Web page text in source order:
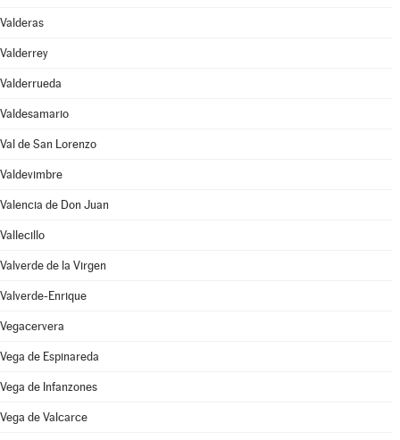
Valderas
Valderrey
Valderrueda
Valdesamario
Val de San Lorenzo
Valdevimbre
Valencia de Don Juan
Vallecillo
Valverde de la Virgen
Valverde-Enrique
Vegacervera
Vega de Espinareda
Vega de Infanzones
Vega de Valcarce